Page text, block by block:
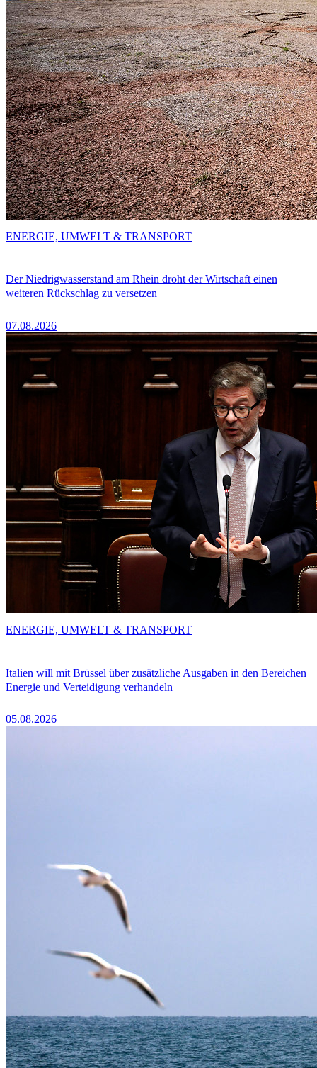
Der Niedrigwasserstand am Rhein droht der Wirtschaft einen
weiteren Rückschlag zu versetzen
07.08.2026
ENERGIE, UMWELT & TRANSPORT
Italien will mit Brüssel über zusätzliche Ausgaben in den Bereichen
Energie und Verteidigung verhandeln
05.08.2026
ENERGIE, UMWELT & TRANSPORT